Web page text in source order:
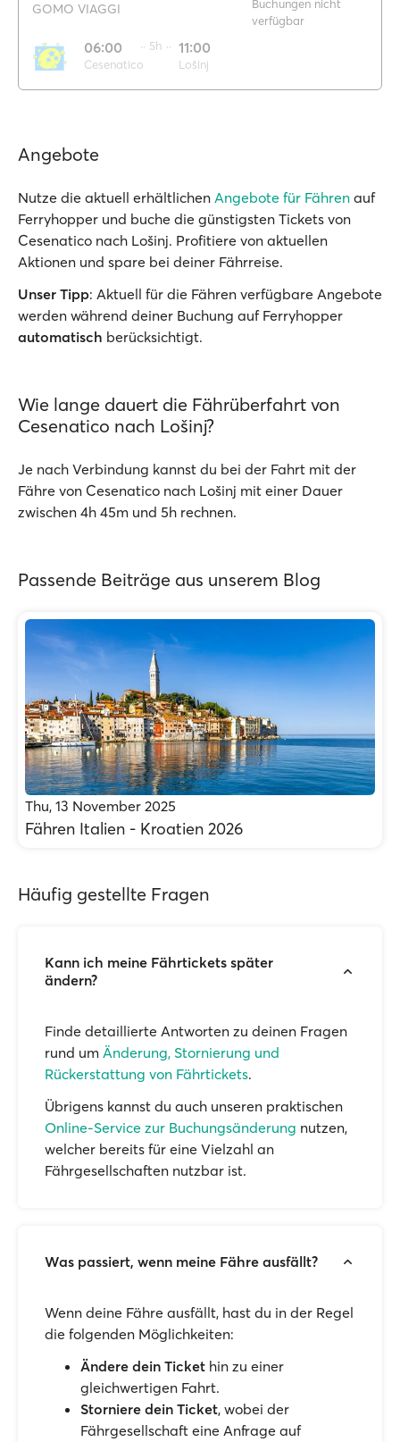
GOMO VIAGGI
06:00
Cesenatico
·· 5h ·· 11:00
Lošinj
Buchungen nicht
verfügbar
Angebote
Nutze die aktuell erhältlichen Angebote für Fähren auf
Ferryhopper und buche die günstigsten Tickets von
Cesenatico nach Lošinj. Profitiere von aktuellen
Aktionen und spare bei deiner Fährreise.
Unser Tipp: Aktuell für die Fähren verfügbare Angebote
werden während deiner Buchung auf Ferryhopper
automatisch berücksichtigt.
Wie lange dauert die Fährüberfahrt von
Cesenatico nach Lošinj?
Je nach Verbindung kannst du bei der Fahrt mit der
Fähre von Cesenatico nach Lošinj mit einer Dauer
zwischen 4h 45m und 5h rechnen.
Passende Beiträge aus unserem Blog
Thu, 13 November 2025
Fähren Italien - Kroatien 2026
Häufig gestellte Fragen
Kann ich meine Fährtickets später
ändern?
Finde detaillierte Antworten zu deinen Fragen
rund um Änderung, Stornierung und
Rückerstattung von Fährtickets.
Übrigens kannst du auch unseren praktischen
Online-Service zur Buchungsänderung nutzen,
welcher bereits für eine Vielzahl an
Fährgesellschaften nutzbar ist.
Was passiert, wenn meine Fähre ausfällt?
Wenn deine Fähre ausfällt, hast du in der Regel
die folgenden Möglichkeiten:
Ändere dein Ticket hin zu einer
gleichwertigen Fahrt.
Storniere dein Ticket, wobei der
Fährgesellschaft eine Anfrage auf